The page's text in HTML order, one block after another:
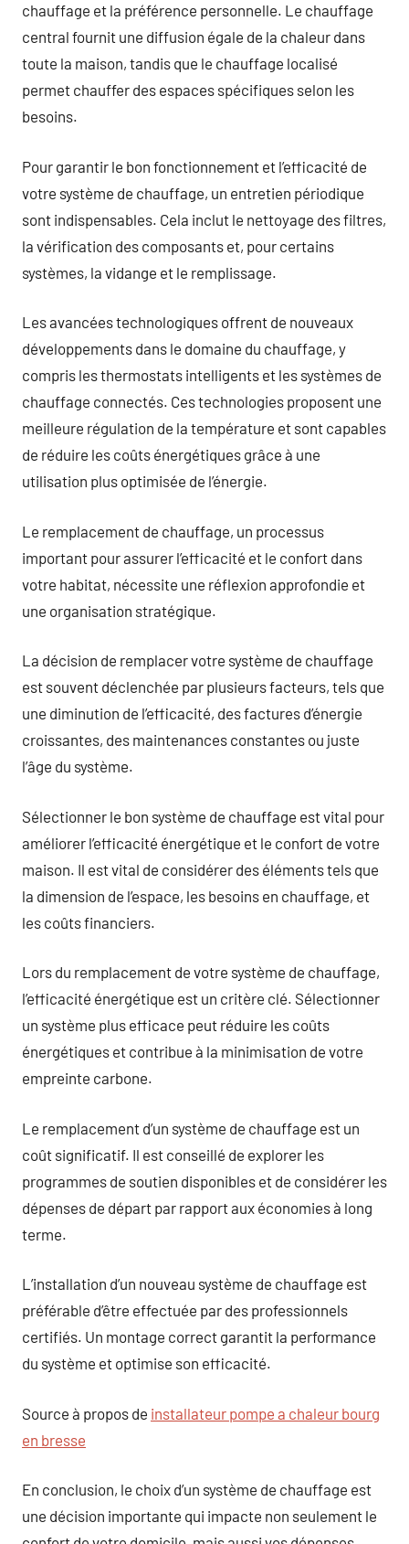
chauffage et la préférence personnelle. Le chauffage
central fournit une diffusion égale de la chaleur dans
toute la maison, tandis que le chauffage localisé
permet chauffer des espaces spécifiques selon les
besoins.
Pour garantir le bon fonctionnement et l’efficacité de
votre système de chauffage, un entretien périodique
sont indispensables. Cela inclut le nettoyage des filtres,
la vérification des composants et, pour certains
systèmes, la vidange et le remplissage.
Les avancées technologiques offrent de nouveaux
développements dans le domaine du chauffage, y
compris les thermostats intelligents et les systèmes de
chauffage connectés. Ces technologies proposent une
meilleure régulation de la température et sont capables
de réduire les coûts énergétiques grâce à une
utilisation plus optimisée de l’énergie.
Le remplacement de chauffage, un processus
important pour assurer l’efficacité et le confort dans
votre habitat, nécessite une réflexion approfondie et
une organisation stratégique.
La décision de remplacer votre système de chauffage
est souvent déclenchée par plusieurs facteurs, tels que
une diminution de l’efficacité, des factures d’énergie
croissantes, des maintenances constantes ou juste
l’âge du système.
Sélectionner le bon système de chauffage est vital pour
améliorer l’efficacité énergétique et le confort de votre
maison. Il est vital de considérer des éléments tels que
la dimension de l’espace, les besoins en chauffage, et
les coûts financiers.
Lors du remplacement de votre système de chauffage,
l’efficacité énergétique est un critère clé. Sélectionner
un système plus efficace peut réduire les coûts
énergétiques et contribue à la minimisation de votre
empreinte carbone.
Le remplacement d’un système de chauffage est un
coût significatif. Il est conseillé de explorer les
programmes de soutien disponibles et de considérer les
dépenses de départ par rapport aux économies à long
terme.
L’installation d’un nouveau système de chauffage est
préférable d’être effectuée par des professionnels
certifiés. Un montage correct garantit la performance
du système et optimise son efficacité.
Source à propos de installateur pompe a chaleur bourg
en bresse
En conclusion, le choix d’un système de chauffage est
une décision importante qui impacte non seulement le